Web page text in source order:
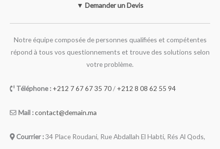
▼ Demander un Devis
Notre équipe composée de personnes qualifiées et compétentes
répond à tous vos questionnements et trouve des solutions selon
votre problème.
Téléphone : +212 7 67 67 35 70/ +212 8 08 62 55 94
Mail :contact@demain.ma
Courrier :34 Place Roudani, Rue Abdallah El Habti, Rés Al Qods,